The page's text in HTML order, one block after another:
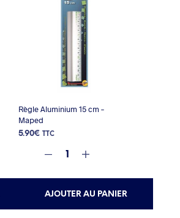
Règle Aluminium 15 cm –
Maped
5.90€ TTC
AJOUTER AU PANIER